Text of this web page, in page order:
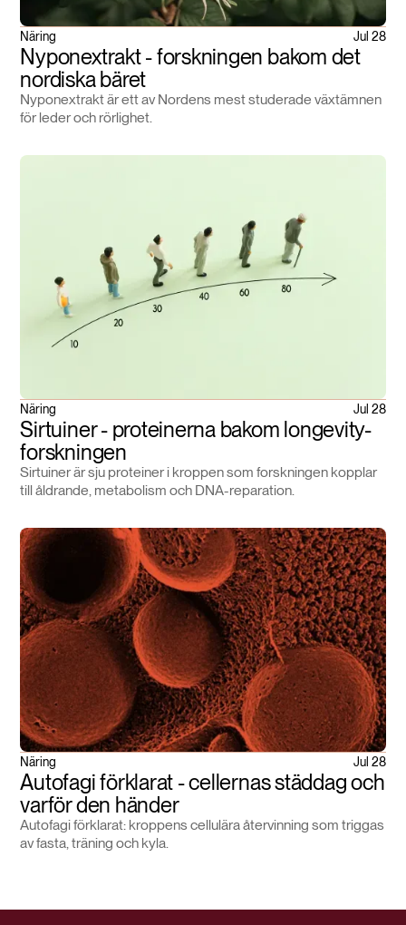
Näring Jul 28
Nyponextrakt - forskningen bakom det
nordiska bäret
Nyponextrakt är ett av Nordens mest studerade växtämnen
för leder och rörlighet.
Näring Jul 28
Sirtuiner - proteinerna bakom longevity-
forskningen
Sirtuiner är sju proteiner i kroppen som forskningen kopplar
till åldrande, metabolism och DNA-reparation.
Näring Jul 28
Autofagi förklarat - cellernas städdag och
varför den händer
Autofagi förklarat: kroppens cellulära återvinning som triggas
av fasta, träning och kyla.